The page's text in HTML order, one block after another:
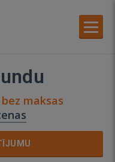
bez maksas